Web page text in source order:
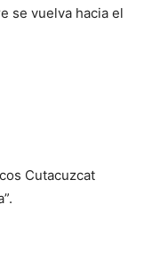
se vuelva hacia el
Cutacuzcat